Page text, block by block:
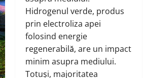
Hidrogenul verde, produs
prin electroliza apei
folosind energie
regenerabilă, are un impact
minim asupra mediului.
Totuși, majoritatea